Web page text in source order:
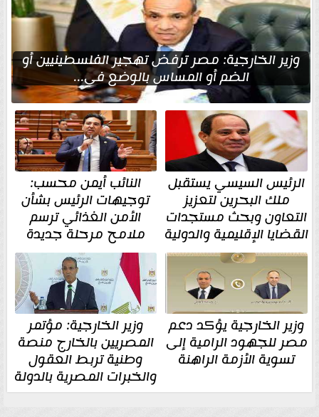
وزير الخارجية: مصر ترفض تهجير الفلسطينيين أو
الضم أو المساس بالوضع في...
الرئيس السيسي يستقبل
ملك البحرين لتعزيز
التعاون وبحث مستجدات
القضايا الإقليمية والدولية
النائب أيمن محسب:
توجيهات الرئيس بشأن
الأمن الغذائي ترسم
ملامح مرحلة جديدة
وزير الخارجية يؤكد دعم
مصر للجهود الرامية إلى
تسوية الأزمة الراهنة
وزير الخارجية: مؤتمر
المصريين بالخارج منصة
وطنية تربط العقول
والخبرات المصرية بالدولة